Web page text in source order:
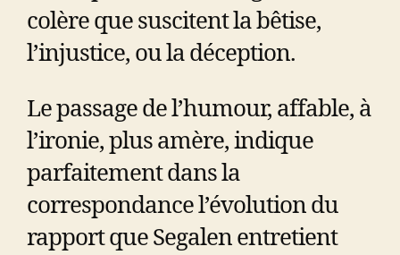
colère que suscitent la bêtise,
l’injustice, ou la déception.
Le passage de l’humour, affable, à
l’ironie, plus amère, indique
parfaitement dans la
correspondance l’évolution du
rapport que Segalen entretient